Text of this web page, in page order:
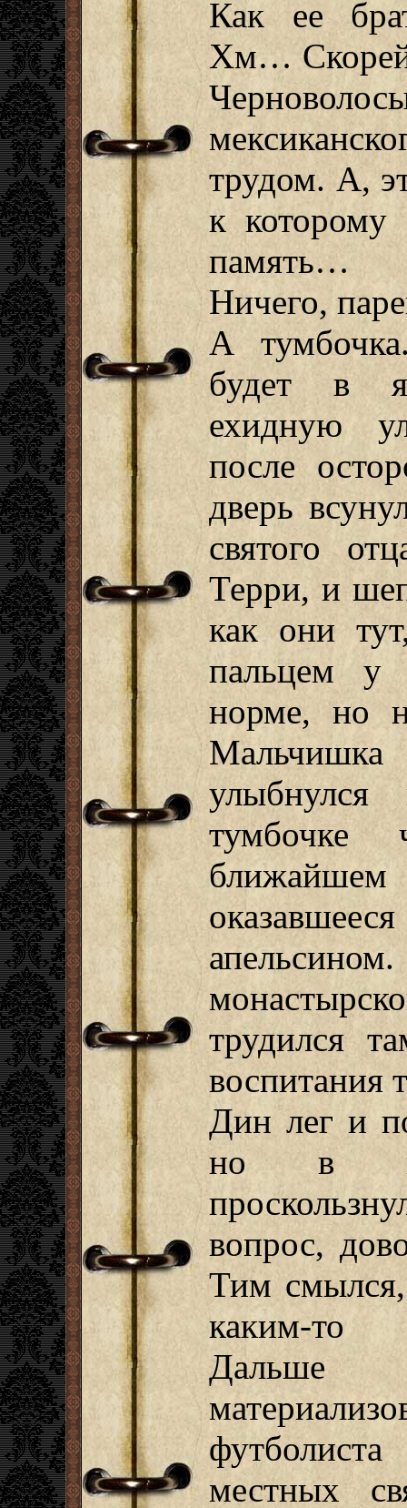
Как ее
Хм…
трудом. А,
к которому
память…
Ничего,
А
будет в
ехидную
после
дверь
святого
Терри, и
как они
пальцем у
норме, но
тумбочке
трудился
воспитания
Дин лег и
но в
вопрос,
Тим смылся,
каким-то
местных